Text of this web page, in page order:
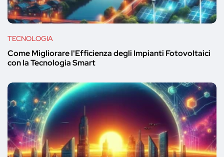
TECNOLOGIA
Come Migliorare l'Efficienza degli Impianti Fotovoltaici
con la Tecnologia Smart